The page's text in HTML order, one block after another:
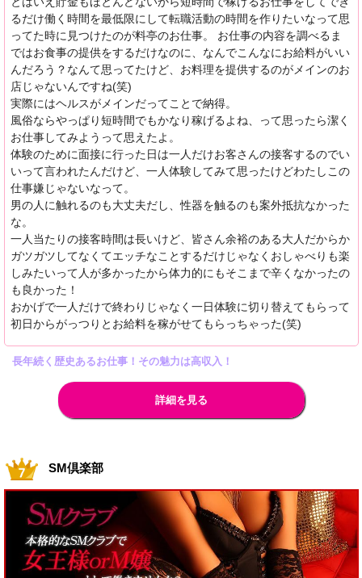
るだけ働く時間を最低限にして転職活動の時間を作りたいなって思
ってた時に見つけたのが料亭のお仕事。 お仕事の内容を調べるま
ではお食事の提供をするだけなのに、なんでこんなにお給料がいい
んだろう？なんて思ってたけど、お料理を提供するのがメインのお
店じゃないんですね(笑)
実際にはヘルスがメインだってことで納得。
風俗ならやっぱり短時間でもかなり稼げるよね、って思ったら潔く
お仕事してみようって思えたよ。
体験のために面接に行った日は一人だけお客さんの接客するのでい
いって言われたんだけど、一人体験してみて思ったけどわたしこの
仕事嫌じゃないなって。
男の人に触れるのも大丈夫だし、性器を触るのも案外抵抗なかった
な。
一人当たりの接客時間は長いけど、皆さん余裕のある大人だからか
ガツガツしてなくてエッチなことするだけじゃなくおしゃべりも楽
しみたいって人が多かったから体力的にもそこまで辛くなかったの
も良かった！
おかげで一人だけで終わりじゃなく一日体験に切り替えてもらって
初日からがっつりとお給料を稼がせてもらっちゃった(笑)
長年続く歴史あるお仕事！その魅力は高収入！
詳細を見る
SM倶楽部